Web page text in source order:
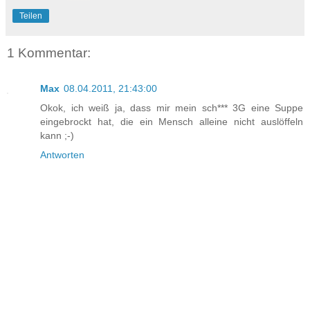
Teilen
1 Kommentar:
Max 08.04.2011, 21:43:00
Okok, ich weiß ja, dass mir mein sch*** 3G eine Suppe
eingebrockt hat, die ein Mensch alleine nicht auslöffeln
kann ;-)
Antworten